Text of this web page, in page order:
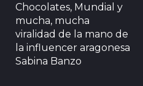
Chocolates, Mundial y
mucha, mucha
viralidad de la mano de
la influencer aragonesa
Sabina Banzo